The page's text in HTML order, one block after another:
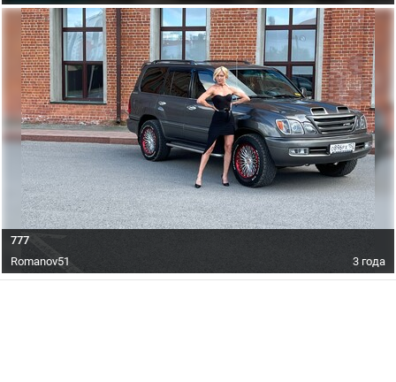
777
3 года
Romanov51